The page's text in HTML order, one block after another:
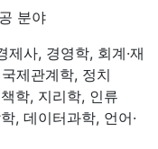
분야
사, 경영학, 회계·재
제관계학, 정치
학, 지리학, 인류
, 데이터과학, 언어·